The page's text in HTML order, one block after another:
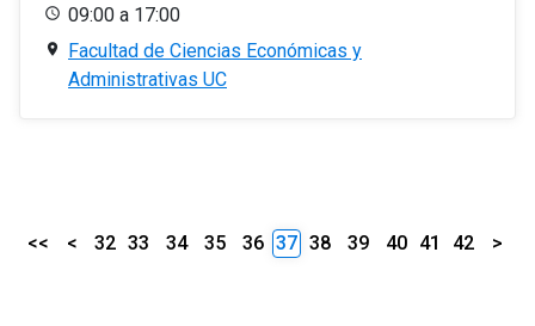
09:00 a 17:00
Facultad de Ciencias Económicas y
Administrativas UC
<< < 32 33 34 35 36 37 38 39 40 41 42 >